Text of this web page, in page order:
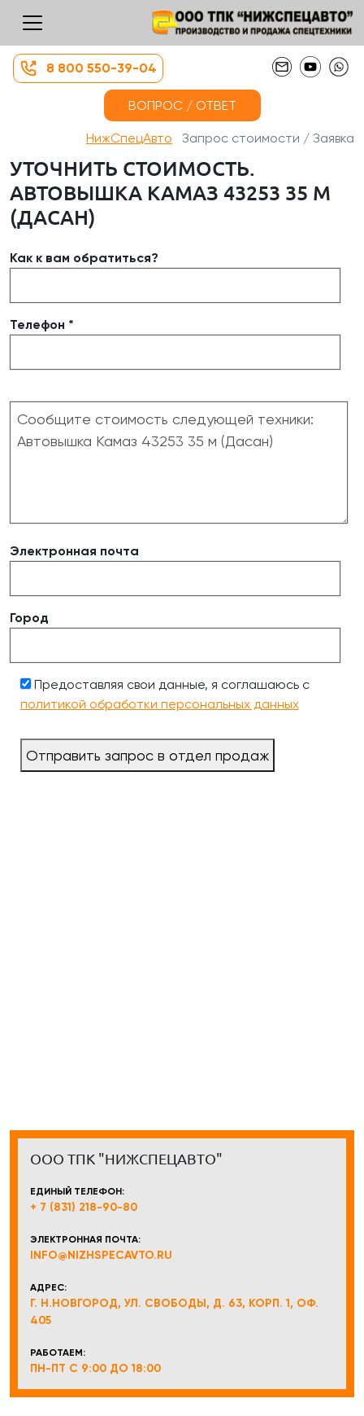
8 800 550-39-04
ВОПРОС / ОТВЕТ
НижСпецАвто Запрос стоимости / Заявка
УТОЧНИТЬ СТОИМОСТЬ.
АВТОВЫШКА КАМАЗ 43253 35 М
(ДАСАН)
Как к вам обратиться?
Телефон *
Электронная почта
Город
Предоставляя свои данные, я соглашаюсь с
политикой обработки персональных данных
Отправить запрос в отдел продаж
ООО ТПК "НИЖСПЕЦАВТО"
ЕДИНЫЙ ТЕЛЕФОН:
+ 7 (831) 218-90-80
ЭЛЕКТРОННАЯ ПОЧТА:
INFO@NIZHSPECAVTO.RU
АДРЕС:
Г. Н.НОВГОРОД, УЛ. СВОБОДЫ, Д. 63, КОРП. 1, ОФ.
405
РАБОТАЕМ:
ПН-ПТ С 9:00 ДО 18:00